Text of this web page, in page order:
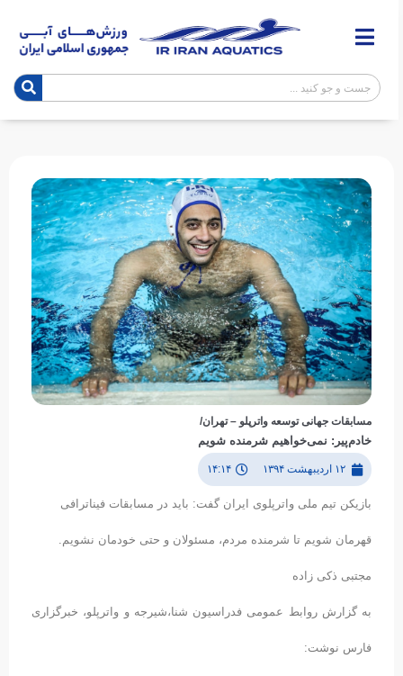
مسابقات جهانی توسعه واترپلو – تهران/
خادم‌پیر: نمی‌خواهیم شرمنده شویم
۱۲ اردیبهشت ۱۳۹۴ ۱۴:۱۴
بازیکن تیم ملی واترپلوی ایران گفت: باید در مسابقات فیناترافی
قهرمان شویم تا شرمنده مردم، مسئولان و حتی خودمان نشویم.
مجتبی ذکی زاده
به گزارش روابط عمومی فدراسیون شنا،شیرجه و واترپلو، خبرگزاری
فارس نوشت: